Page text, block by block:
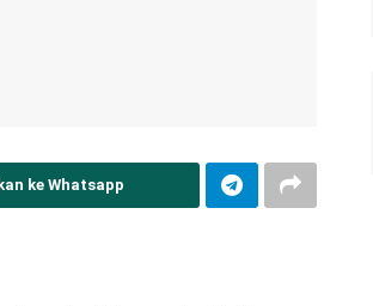
ke Whatsapp